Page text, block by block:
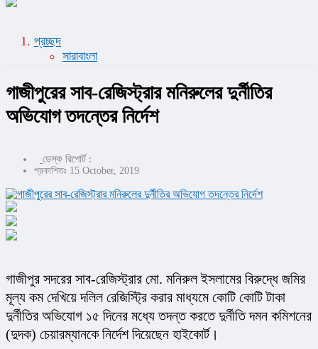
প্রচ্ছদ
সারাবাংলা
গাজীপুরের সাব-রেজিস্ট্রার মনিরুলের দুর্নীতির
অভিযোগ তদন্তের নির্দেশ
ডেস্ক রিপোর্ট :
প্রকাশিতঃ 15 October, 2019
গাজীপুর সদরের সাব-রেজিস্ট্রার মো. মনিরুল ইসলামের বিরুদ্ধে জমির
মূল্য কম দেখিয়ে দলিল রেজিস্ট্রি করার মাধ্যমে কোটি কোটি টাকা
দুর্নীতির অভিযোগ ১৫ দিনের মধ্যে তদন্ত করতে দুর্নীতি দমন কমিশনের
(দুদক) চেয়ারম্যানকে নির্দেশ দিয়েছেন হাইকোর্ট।